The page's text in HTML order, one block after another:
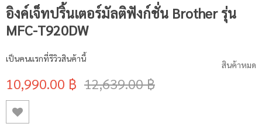
อิงค์เจ็ทปริ้นเตอร์มัลติฟังก์ชั่น Brother รุ่น
MFC-T920DW
สินค้าหมด
เป็นคนแรกที่รีวิวสินค้านี้
10,990.00 ฿ 12,639.00 ฿